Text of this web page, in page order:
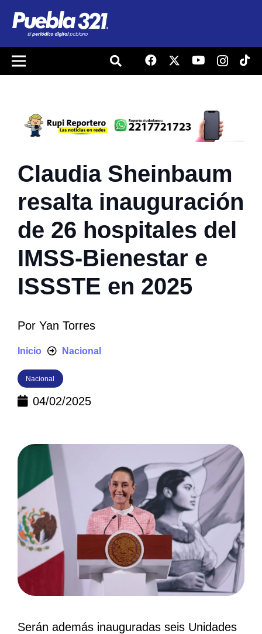
Claudia Sheinbaum
resalta inauguración
de 26 hospitales del
IMSS-Bienestar e
ISSSTE en 2025
Por Yan Torres
Inicio Nacional
Nacional
04/02/2025
Serán además inauguradas seis Unidades